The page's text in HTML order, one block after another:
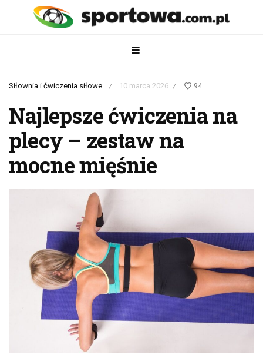
Siłownia i ćwiczenia siłowe / 10 marca 2026 / 94
Najlepsze ćwiczenia na
plecy – zestaw na
mocne mięśnie